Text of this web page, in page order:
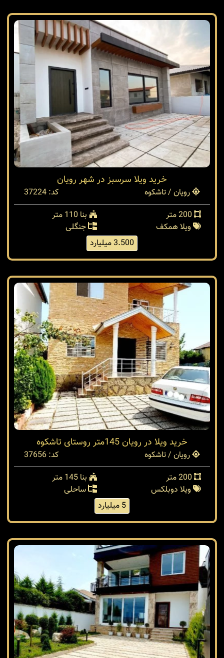
خرید ویلا سرسبز در شهر رویان
رویان / تاشکوه
کد: 37224
بنا 110 متر
ویلا همکف
جنگلی
3.500 میلیارد
خرید ویلا در رویان 145متر روستای تاشکوه
رویان / تاشکوه
کد: 37656
بنا 145 متر
ویلا دوبلکس
ساحلی
5 میلیارد